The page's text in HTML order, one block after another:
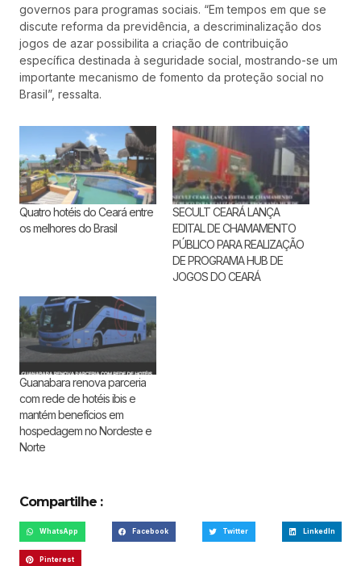
governos para programas sociais. “Em tempos em que se
discute reforma da previdência, a descriminalização dos
jogos de azar possibilita a criação de contribuição
específica destinada à seguridade social, mostrando-se um
importante mecanismo de fomento da proteção social no
Brasil”, ressalta.
Quatro hotéis do Ceará entre
os melhores do Brasil
SECULT CEARÁ LANÇA
EDITAL DE CHAMAMENTO
PÚBLICO PARA REALIZAÇÃO
DE PROGRAMA HUB DE
JOGOS DO CEARÁ
Guanabara renova parceria
com rede de hotéis ibis e
mantém benefícios em
hospedagem no Nordeste e
Norte
Compartilhe :
WhatsApp Facebook Twitter LinkedIn
Pinterest